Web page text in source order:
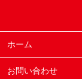
ホーム
お問い合わせ